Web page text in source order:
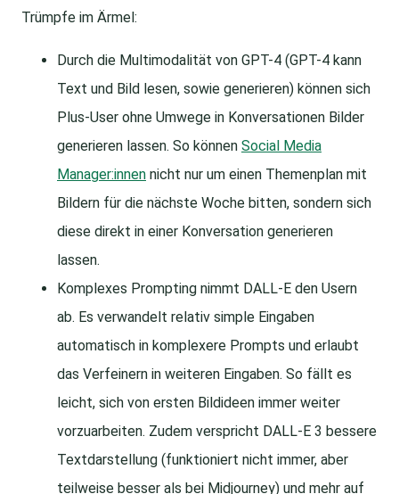
Trümpfe im Ärmel:
Durch die Multimodalität von GPT-4 (GPT-4 kann
Text und Bild lesen, sowie generieren) können sich
Plus-User ohne Umwege in Konversationen Bilder
generieren lassen. So können Social Media
Manager:innen nicht nur um einen Themenplan mit
Bildern für die nächste Woche bitten, sondern sich
diese direkt in einer Konversation generieren
lassen.
Komplexes Prompting nimmt DALL-E den Usern
ab. Es verwandelt relativ simple Eingaben
automatisch in komplexere Prompts und erlaubt
das Verfeinern in weiteren Eingaben. So fällt es
leicht, sich von ersten Bildideen immer weiter
vorzuarbeiten. Zudem verspricht DALL-E 3 bessere
Textdarstellung (funktioniert nicht immer, aber
teilweise besser als bei Midjourney) und mehr auf